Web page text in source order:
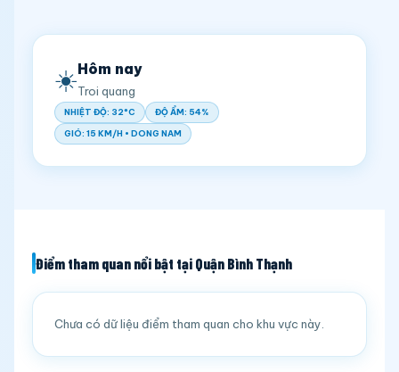
☀️Hôm nay
Troi quang
NHIỆT ĐỘ: 32°C ĐỘ ẨM: 54%
GIÓ: 15 KM/H • DONG NAM
Điểm tham quan nổi bật tại Quận Bình Thạnh
Chưa có dữ liệu điểm tham quan cho khu vực này.